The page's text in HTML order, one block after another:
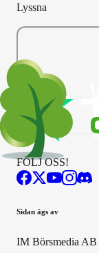
Lyssna
FÖLJ OSS!
Sidan ägs av
IM Börsmedia AB